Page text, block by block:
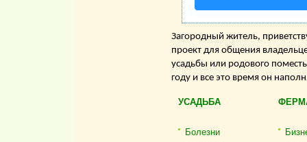
Загородный житель,
проект для общения
усадьбы или родового
году и все это время он
УСАДЬБА
Болезни